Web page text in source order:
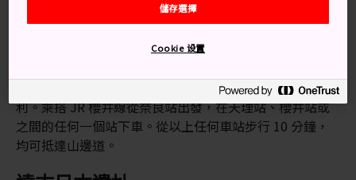
山邊道是一條由東京通往京都的綿長公路的一部分，但最
你可以從京都或大阪直達天理站，但從奈良站前往會更便
利。乘搭 JR 櫻井線從奈良站出發，在天理站、櫻井站或
之間的任何一個站下車。從以上任何車站步行 10 分鐘，
均可抵達山邊道。
儲存選擇
Cookie 设置